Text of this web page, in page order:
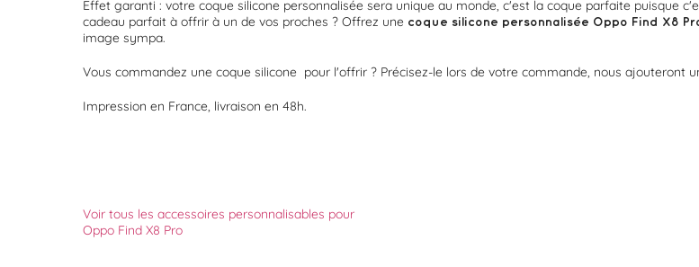
Effet garanti : votre coque silicone personnalisée sera unique au monde, c'est la coque parfaite puisque
cadeau parfait à offrir à un de vos proches ? Offrez une coque silicone personnalisée Oppo Find X8
image sympa.
Vous commandez une coque silicone pour l'offrir ? Précisez-le lors de votre commande, nous ajouteront
Impression en France, livraison en 48h.
Voir tous les accessoires personnalisables pour
Oppo Find X8 Pro